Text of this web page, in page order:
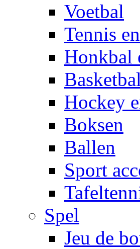
Voetbal
Tennis
Honkbal
Basketbal
Hockey
Boksen
Ballen
Sport
Spel
Jeu de